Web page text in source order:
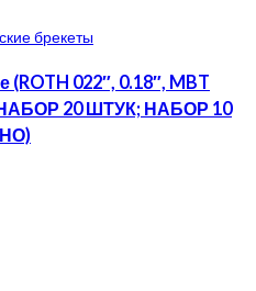
брекеты
022″, 0.18″, MBT
НАБОР 20 ШТУК; НАБОР 10